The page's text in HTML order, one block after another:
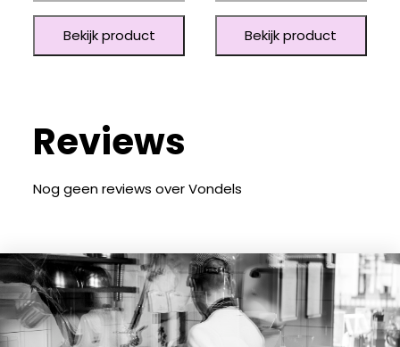
Bekijk product Bekijk product
Reviews
Nog geen reviews over Vondels